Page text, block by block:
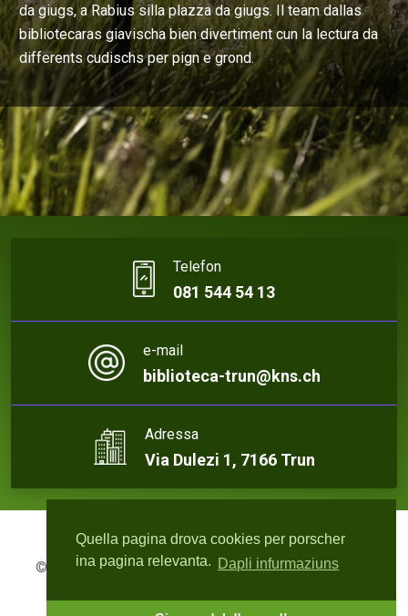
Quella pagina drova cookies per porscher
ina pagina relevanta. Dapli infurmaziuns
da giugs, a Rabius silla plazza da giugs. Il team dallas
bibliotecaras giavischa bien divertiment cun la lectura da
differents cudischs per pign e grond.
Telefon
081 544 54 13
e-mail
biblioteca-trun@kns.ch
Adressa
Via Dulezi 1, 7166 Trun
© 2026 Biblioteca Trun | Webdesign:rute4.ch - Roger